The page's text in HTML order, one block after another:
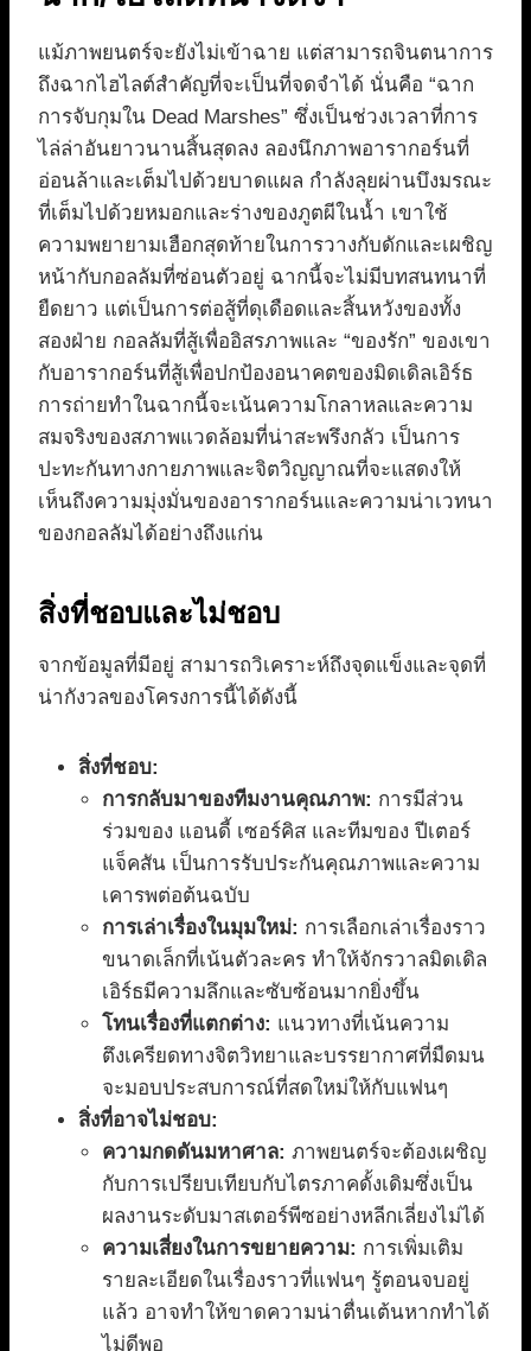
แม้ภาพยนตร์จะยังไม่เข้าฉาย แต่สามารถจินตนาการ
ถึงฉากไฮไลต์สำคัญที่จะเป็นที่จดจำได้ นั่นคือ “ฉาก
การจับกุมใน Dead Marshes” ซึ่งเป็นช่วงเวลาที่การ
ไล่ล่าอันยาวนานสิ้นสุดลง ลองนึกภาพอารากอร์นที่
อ่อนล้าและเต็มไปด้วยบาดแผล กำลังลุยผ่านบึงมรณะ
ที่เต็มไปด้วยหมอกและร่างของภูตผีในน้ำ เขาใช้
ความพยายามเฮือกสุดท้ายในการวางกับดักและเผชิญ
หน้ากับกอลลัมที่ซ่อนตัวอยู่ ฉากนี้จะไม่มีบทสนทนาที่
ยืดยาว แต่เป็นการต่อสู้ที่ดุเดือดและสิ้นหวังของทั้ง
สองฝ่าย กอลลัมที่สู้เพื่ออิสรภาพและ “ของรัก” ของเขา
กับอารากอร์นที่สู้เพื่อปกป้องอนาคตของมิดเดิลเอิร์ธ
การถ่ายทำในฉากนี้จะเน้นความโกลาหลและความ
สมจริงของสภาพแวดล้อมที่น่าสะพรึงกลัว เป็นการ
ปะทะกันทางกายภาพและจิตวิญญาณที่จะแสดงให้
เห็นถึงความมุ่งมั่นของอารากอร์นและความน่าเวทนา
ของกอลลัมได้อย่างถึงแก่น
สิ่งที่ชอบและไม่ชอบ
จากข้อมูลที่มีอยู่ สามารถวิเคราะห์ถึงจุดแข็งและจุดที่
น่ากังวลของโครงการนี้ได้ดังนี้
สิ่งที่ชอบ:
การกลับมาของทีมงานคุณภาพ: การมีส่วน
ร่วมของ แอนดี้ เซอร์คิส และทีมของ ปีเตอร์
แจ็คสัน เป็นการรับประกันคุณภาพและความ
เคารพต่อต้นฉบับ
การเล่าเรื่องในมุมใหม่: การเลือกเล่าเรื่องราว
ขนาดเล็กที่เน้นตัวละคร ทำให้จักรวาลมิดเดิล
เอิร์ธมีความลึกและซับซ้อนมากยิ่งขึ้น
โทนเรื่องที่แตกต่าง: แนวทางที่เน้นความ
ตึงเครียดทางจิตวิทยาและบรรยากาศที่มืดมน
จะมอบประสบการณ์ที่สดใหม่ให้กับแฟนๆ
สิ่งที่อาจไม่ชอบ:
ความกดดันมหาศาล: ภาพยนตร์จะต้องเผชิญ
กับการเปรียบเทียบกับไตรภาคดั้งเดิมซึ่งเป็น
ผลงานระดับมาสเตอร์พีซอย่างหลีกเลี่ยงไม่ได้
ความเสี่ยงในการขยายความ: การเพิ่มเติม
รายละเอียดในเรื่องราวที่แฟนๆ รู้ตอนจบอยู่
แล้ว อาจทำให้ขาดความน่าตื่นเต้นหากทำได้
ไม่ดีพอ